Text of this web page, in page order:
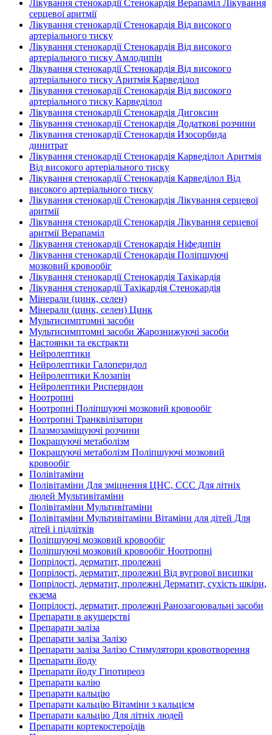
Лікування стенокардії Стенокардія Верапаміл Лікування
серцевої аритмії
Лікування стенокардії Стенокардія Від високого
артеріального тиску
Лікування стенокардії Стенокардія Від високого
артеріального тиску Амлодипін
Лікування стенокардії Стенокардія Від високого
артеріального тиску Аритмія Карведілол
Лікування стенокардії Стенокардія Від високого
артеріального тиску Карведілол
Лікування стенокардії Стенокардія Дигоксин
Лікування стенокардії Стенокардія Додаткові розчини
Лікування стенокардії Стенокардія Изосорбида
динитрат
Лікування стенокардії Стенокардія Карведілол Аритмія
Від високого артеріального тиску
Лікування стенокардії Стенокардія Карведілол Від
високого артеріального тиску
Лікування стенокардії Стенокардія Лікування серцевої
аритмії
Лікування стенокардії Стенокардія Лікування серцевої
аритмії Верапаміл
Лікування стенокардії Стенокардія Ніфедипін
Лікування стенокардії Стенокардія Поліпшуючі
мозковий кровообіг
Лікування стенокардії Стенокардія Тахікардія
Лікування стенокардії Тахікардія Стенокардія
Мінерали (цинк, селен)
Мінерали (цинк, селен) Цинк
Мультисимптомні засоби
Мультисимптомні засоби Жарознижуючі засоби
Настоянки та екстракти
Нейролептики
Нейролептики Галоперидол
Нейролептики Клозапін
Нейролептики Рисперидон
Ноотропні
Ноотропні Поліпшуючі мозковий кровообіг
Ноотропні Транквілізатори
Плазмозаміщуючі розчини
Покращуючі метаболізм
Покращуючі метаболізм Поліпшуючі мозковий
кровообіг
Полівітаміни
Полівітаміни Для зміцнення ЦНС, ССС Для літніх
людей Мультивітаміни
Полівітаміни Мультивітаміни
Полівітаміни Мультивітаміни Вітаміни для дітей Для
дітей і підлітків
Поліпшуючі мозковий кровообіг
Поліпшуючі мозковий кровообіг Ноотропні
Попрілості, дерматит, пролежні
Попрілості, дерматит, пролежні Від вугрової висипки
Попрілості, дерматит, пролежні Дерматит, сухість шкіри,
екзема
Попрілості, дерматит, пролежні Ранозагоювальні засоби
Препарати в акушерстві
Препарати заліза
Препарати заліза Залізо
Препарати заліза Залізо Стимулятори кровотворення
Препарати йоду
Препарати йоду Гіпотиреоз
Препарати калію
Препарати кальцію
Препарати кальцію Вітаміни з кальцієм
Препарати кальцію Для літніх людей
Препарати кортекостероїдів